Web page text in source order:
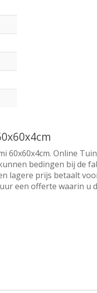
Online
bedingen bij de
lagere prijs betaalt
een offerte waarin u